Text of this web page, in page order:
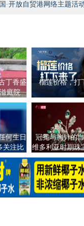
·开放自贸港网络主题活
丁香盛
庭院
榴莲价格，打
何生日
关注比
冠冕与胸针的
维多利亚时期珠
智慧